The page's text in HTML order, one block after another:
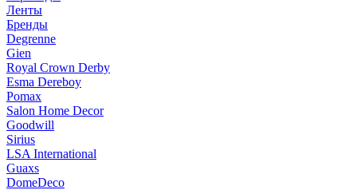
Ленты
Бренды
Degrenne
Gien
Royal Crown Derby
Esma Dereboy
Pomax
Salon Home Decor
Goodwill
Sirius
LSA International
Guaxs
DomeDeco